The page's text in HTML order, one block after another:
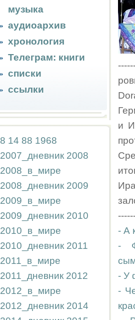
музыка
аудиоархив
хронология
Телеграм: книги
списки
ссылки
8 14 88 1968
2007_дневник 2008
2008_в_мире
2008_дневник 2009
2009_в_мире
2009_дневник 2010
2010_в_мире
2010_дневник 2011
2011_в_мире
2011_дневник 2012
2012_в_мире
2012_дневник 2014
и
- А
-
- У
-